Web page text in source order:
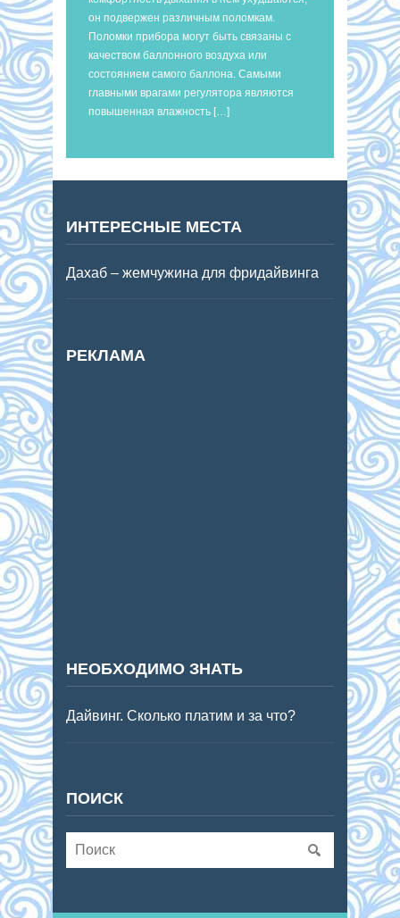
он подвержен различным поломкам.
Поломки прибора могут быть связаны с
качеством баллонного воздуха или
состоянием самого баллона. Самыми
главными врагами регулятора являются
повышенная влажность […]
ИНТЕРЕСНЫЕ МЕСТА
Дахаб – жемчужина для фридайвинга
РЕКЛАМА
НЕОБХОДИМО ЗНАТЬ
Дайвинг. Сколько платим и за что?
ПОИСК